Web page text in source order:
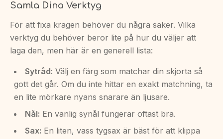
Samla Dina Verktyg
För att fixa kragen behöver du några saker. Vilka
verktyg du behöver beror lite på hur du väljer att
laga den, men här är en generell lista:
Sytråd: Välj en färg som matchar din skjorta så
gott det går. Om du inte hittar en exakt matchning, ta
en lite mörkare nyans snarare än ljusare.
Nål: En vanlig synål fungerar oftast bra.
Sax: En liten, vass tygsax är bäst för att klippa